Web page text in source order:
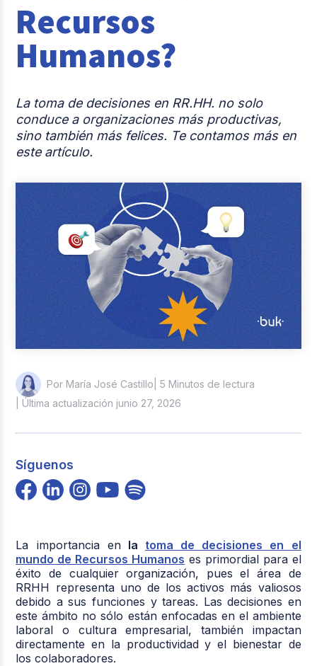
Casos de éxito
Actualidad laboral
Recursos
Humanos?
La toma de decisiones en RR.HH. no solo
conduce a organizaciones más productivas,
sino también más felices. Te contamos más en
este artículo.
Por María José Castillo | 5 Minutos de lectura
| Última actualización junio 27, 2026
Síguenos
La importancia enla toma de decisiones en el
mundo de Recursos Humanos es primordial para el
éxito de cualquier organización, pues el área de
RRHH representa uno de los activos más valiosos
debido a sus funciones y tareas. Las decisiones en
este ámbito no sólo están enfocadas en el ambiente
laboral o cultura empresarial, también impactan
directamente en la productividad y el bienestar de
los colaboradores.